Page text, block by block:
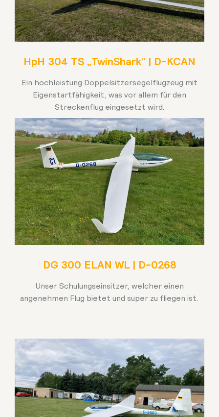
HpH 304 TS „TwinShark“ | D-KCAN
Ein hochleistung Doppelsitzersegelflugzeug mit
Eigenstartfähigkeit, was vor allem für den
Streckenflug eingesetzt wird.
DG 300 ELAN WL | D-0268
Unser Schulungseinsitzer, welcher einen
angenehmen Flug bietet und super zu fliegen ist.